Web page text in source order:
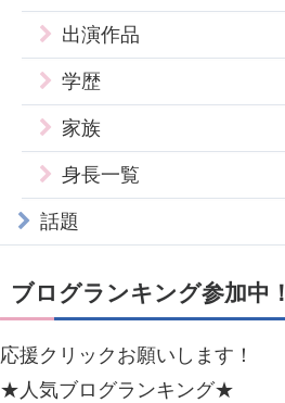
出演作品
学歴
家族
身長一覧
話題
ブログランキング参加中！
応援クリックお願いします！
★人気ブログランキング★